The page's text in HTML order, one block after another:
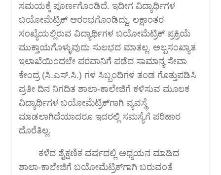
ಸಮಯಕ್ಕೆ ಪೂರ್ಣಗೊಂಡಿದೆ. ಇದೀಗ ವಿದ್ಯಾರ್ಥಿಗಳ
ಬಯೋಮೆಟ್ರಿಕ್ ಆರಂಭಗೊಂಡಿದ್ದು, ಲಕ್ಷಾಂತರ
ಸಂಖ್ಯೆಯಲ್ಲಿರುವ ವಿದ್ಯಾರ್ಥಿಗಳ ಬಯೋಮೆಟ್ರಿಕ್ ಪ್ರಕ್ರಿಯೆ
ಮುಕ್ತಾಯಗೊಳ್ಳುವುದು ಸುಲಭದ ಮಾತಲ್ಲ. ಅಲ್ಪಸಂಖ್ಯಾತ
ಇಲಾಖೆಯಿಂದಲೇ ಪರವಾನಿಗೆ ಪಡೆದ ಸಾಮಾನ್ಯ ಸೇವಾ
ಕೇಂದ್ರ (ಸಿ.ಎಸ್.ಸಿ.) ಗಳ ಸಿಬ್ಬಂದಿಗಳ ತಂಡ ಗೊತ್ತುಪಡಿಸಿ
ಪ್ರತೀ ದಿನ ನಿಗದಿತ ಶಾಲಾ-ಕಾಲೇಜಿಗೆ ಕಳಿಸುವ ಮೂಲಕ
ವಿದ್ಯಾರ್ಥಿಗಳ ಬಯೋಮೆಟ್ರಿಕ್‍ಗಾಗಿ ವ್ಯವಸ್ಥೆ
ಮಾಡಲಾಗಿದೆಯಾದರೂ ಇದರಲ್ಲಿ ಸಮಸ್ಯೆಗೆ ಪರಿಹಾರ
ದೊರೆತಿಲ್ಲ.
ಕಳೆದ ಶೈಕ್ಷಣಿಕ ವರ್ಷದಲ್ಲಿ ಅಧ್ಯಯನ ಮಾಡಿದ
ಶಾಲಾ-ಕಾಲೇಜಿಗೆ ಬಯೋಮೆಟ್ರಿಕ್‍ಗಾಗಿ ಬರುವಂತೆ